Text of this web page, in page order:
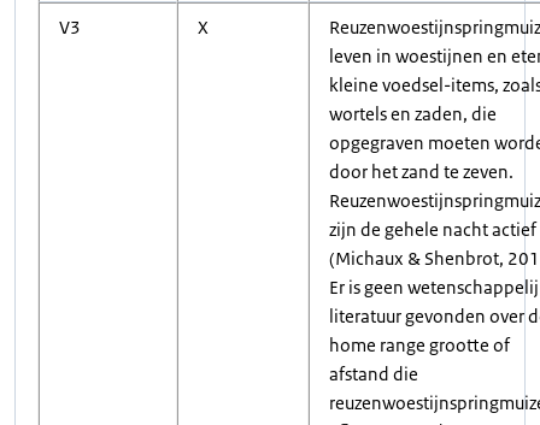
V3 X
leven in woestijnen en
kleine voedsel-items,
wortels en zaden, die
opgegraven moeten
door het zand te zeven.
zijn de gehele nacht actief
(Michaux & Shenbrot,
Er is geen
literatuur gevonden over
home range grootte of
afstand die